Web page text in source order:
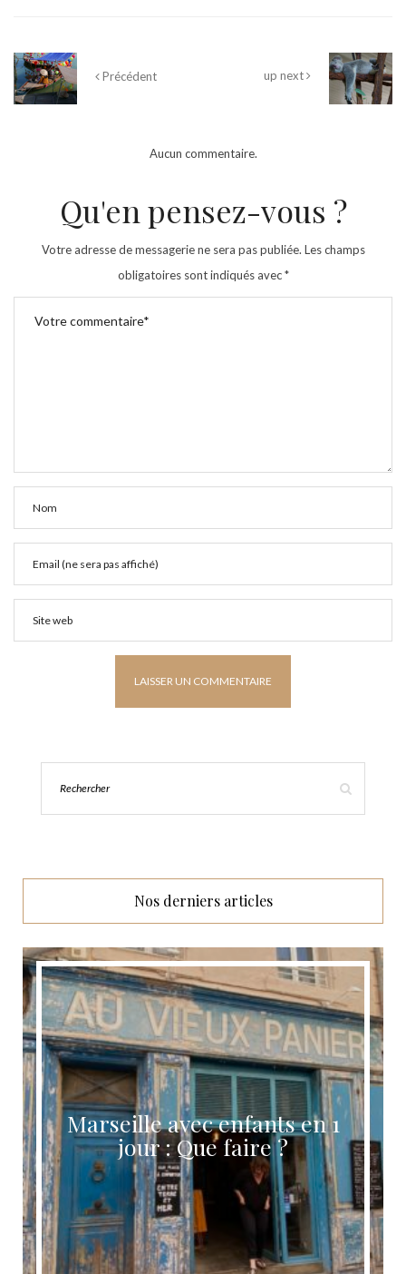
Précédent up next
Aucun commentaire.
Qu'en pensez-vous ?
Votre adresse de messagerie ne sera pas publiée. Les champs
obligatoires sont indiqués avec*
Nos derniers articles
Marseille avec enfants en 1
jour : Que faire ?